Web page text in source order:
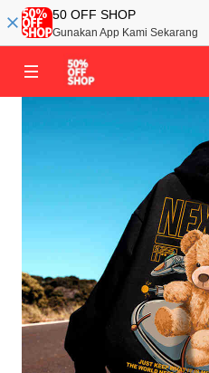
50 OFF SHOP
Gunakan App Kami Sekarang